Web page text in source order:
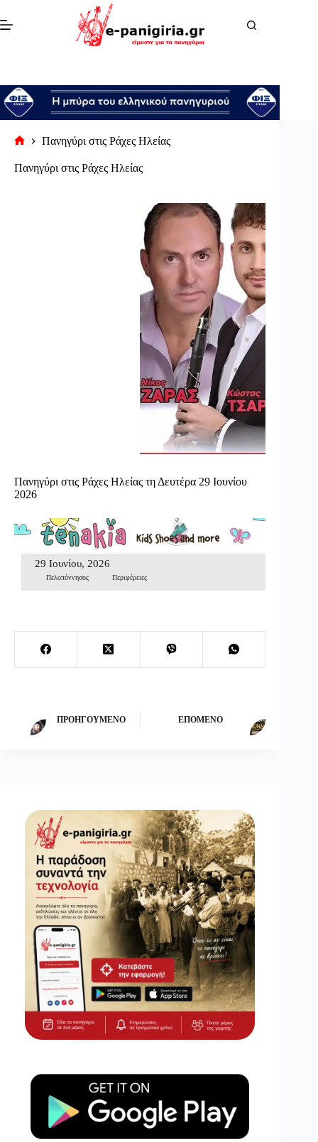
στο
περιεχόμενο
σελίδα
Πανηγύρι στις Ράχες Ηλείας
Πανηγύρι στις Ράχες Ηλείας
Πανηγύρι στις Ράχες Ηλείας τη Δευτέρα 29 Ιουνίου
2026
29 Ιουνίου, 2026
Πελοπόννησος Περιφέρειες
ΠΡΟΗΓΟΎΜΕΝΟ ΕΠΌΜΕΝΟ